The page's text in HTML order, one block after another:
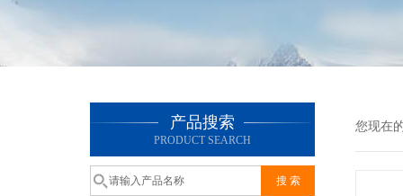
产品搜索
PRODUCT SEARCH
您现在